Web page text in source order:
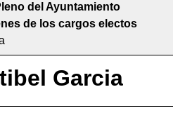
del Ayuntamiento
de los cargos electos
Garcia